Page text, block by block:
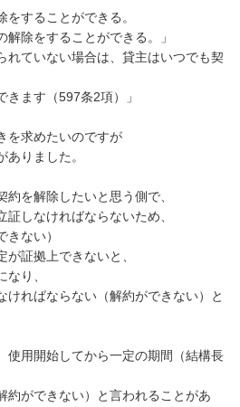
することができる。
除をすることができる。」
ていない場合は、貸主はいつでも契
ます（597条2項）」
を求めたいのですが
りました。
約を解除したいと思う側で、
しなければならないため、
きない）
証拠上できないと、
り、
ければならない（解約ができない）と
使用開始してから一定の期間（結構長
約ができない）と言われることがあ